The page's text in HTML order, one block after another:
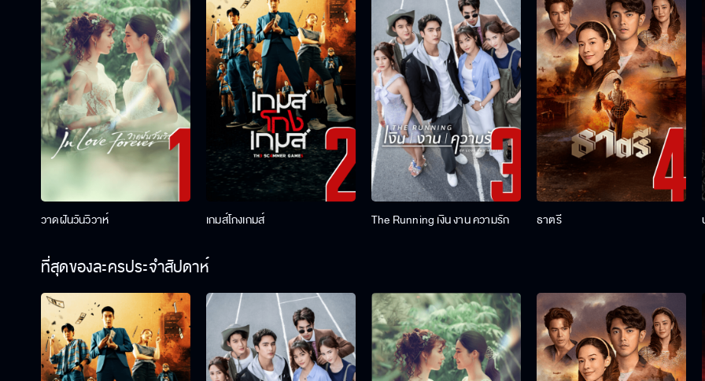
วาดฝันวันวิวาห์ เกมส์โกงเกมส์ The Running เงิน งาน ความรัก ธาตรี
ที่สุดของละครประจำสัปดาห์